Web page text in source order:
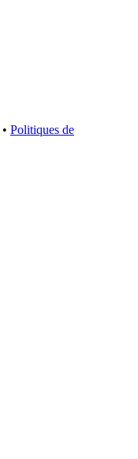
• Politiques de